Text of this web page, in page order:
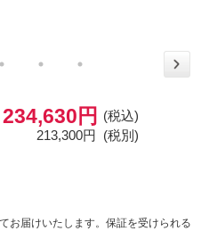
234,630円
(税込)
213,300円 (税別)
お届けいたします。保証を受けられる